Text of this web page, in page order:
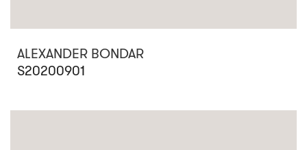
ALEXANDER BONDAR
S20200901